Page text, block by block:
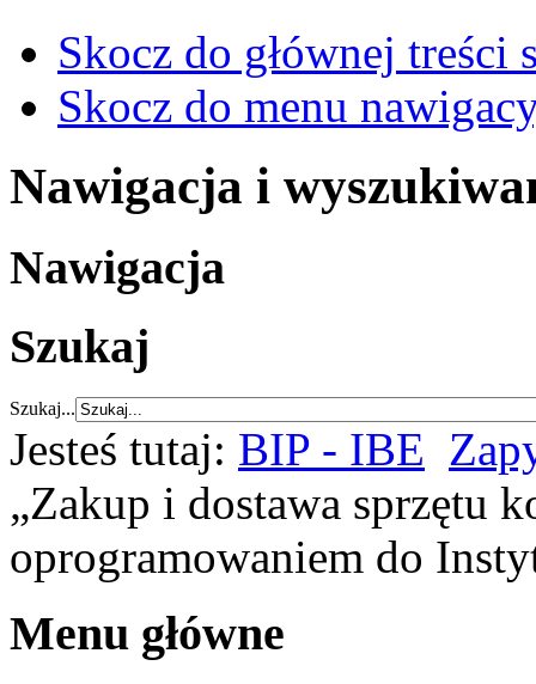
Skocz do głównej treści
Skocz do menu
Nawigacja i
Nawigacja
Szukaj
Szukaj...
Jesteś tutaj: BIP - IBE
„Zakup i dostawa sprzętu
oprogramowaniem do
Menu główne